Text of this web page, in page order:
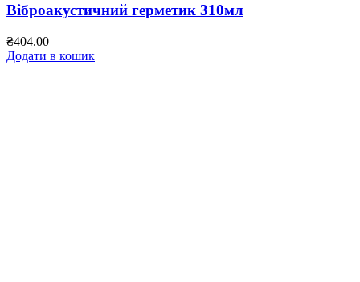
Віброакустичний герметик 310мл
₴404.00
Додати в кошик